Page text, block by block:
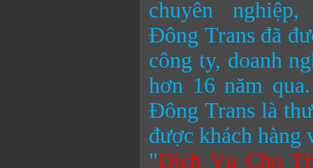
chuyên
Đông Trans đã
công ty, doanh
hơn 16 năm
ĐôngTrans là
được khách hàng
"Dịch Vụ Cho